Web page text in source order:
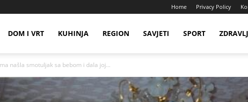
Home Privacy Policy
DOM I VRT KUHINJA REGION SAVJETI SPORT
našla smotuljak sa bebom i dala joj...